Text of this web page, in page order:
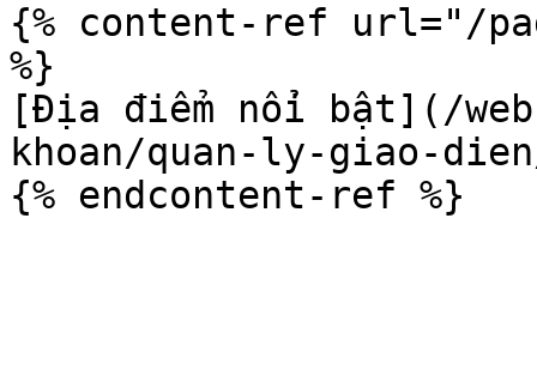
{% content-ref url="/
%}
[Địa điểm nổi bật](/
khoan/quan-ly-giao-